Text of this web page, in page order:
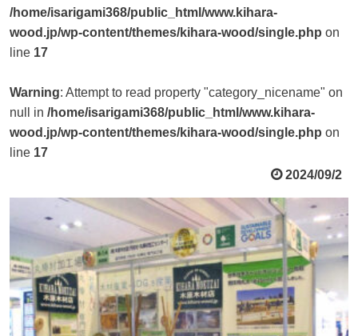
/home/isarigami368/public_html/www.kihara-
wood.jp/wp-content/themes/kihara-wood/single.php on
line 17
Warning: Attempt to read property "category_nicename" on
null in /home/isarigami368/public_html/www.kihara-
wood.jp/wp-content/themes/kihara-wood/single.php on
line 17
2024/09/2